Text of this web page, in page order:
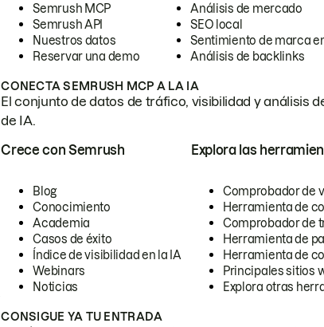
Semrush MCP
Semrush API
Nuestros datos
Reservar una demo
Análisis de mercado
SEO local
Sentimiento de marca
Análisis de backlinks
CONECTA SEMRUSH MCP A LA IA
El conjunto de datos de tráfico, visibilidad y análisis
de IA.
Crece con Semrush
Blog
Conocimiento
Academia
Casos de éxito
Índice de visibilidad en la IA
Webinars
Noticias
Explora las
Comprobador de
Herramienta de
Comprobador de
Herramienta de
Herramienta de
Principales sitios
Explora otras
CONSIGUE YA TU ENTRADA